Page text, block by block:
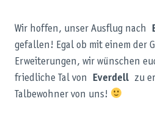
Wir hoffen, unser Ausflug nach
gefallen! Egal ob mit einem der
Erweiterungen, wir wünschen
friedliche Tal von
Everdell zu
Talbewohner von uns!